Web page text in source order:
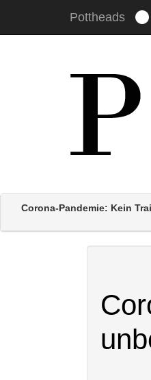
stimmen Sie der
Pottheads
Corona-Pandemie: Kein